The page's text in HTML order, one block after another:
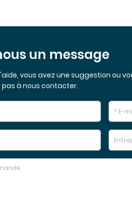
un message
vous avez une suggestion ou
pas à nous contacter.